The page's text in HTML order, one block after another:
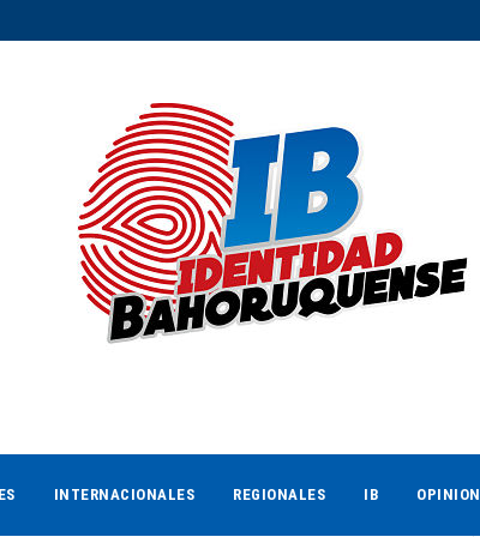
INTERNACIONALES REGIONALES IB OPINION